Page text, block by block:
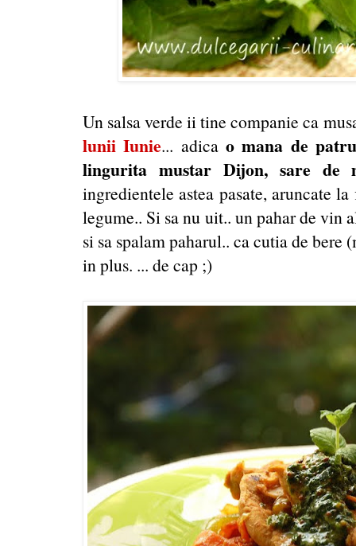
Un salsa verde ii tine companie ca
lunii Iunie... adicao mana de
lingurita mustar Dijon, sare de
ingredientele astea pasate, aruncate
legume.. Si sa nu uit.. un pahar de vin
si sa spalam paharul.. ca cutia de bere
in plus. ... de cap ;)